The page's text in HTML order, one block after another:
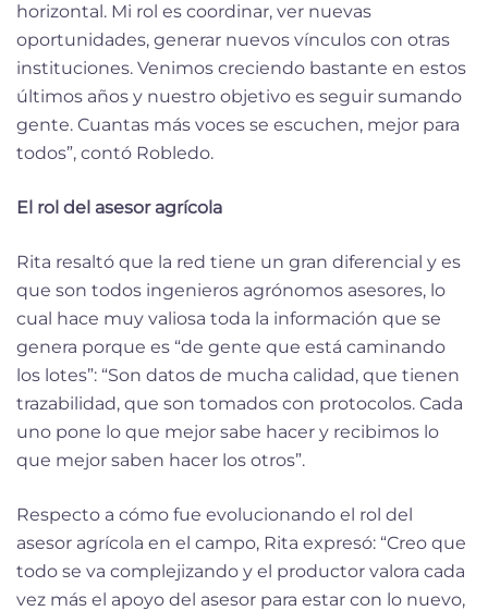
horizontal. Mi rol es coordinar, ver nuevas
oportunidades, generar nuevos vínculos con otras
instituciones. Venimos creciendo bastante en estos
últimos años y nuestro objetivo es seguir sumando
gente. Cuantas más voces se escuchen, mejor para
todos”, contó Robledo.
El rol del asesor agrícola
Rita resaltó que la red tiene un gran diferencial y es
que son todos ingenieros agrónomos asesores, lo
cual hace muy valiosa toda la información que se
genera porque es “de gente que está caminando
los lotes”: “Son datos de mucha calidad, que tienen
trazabilidad, que son tomados con protocolos. Cada
uno pone lo que mejor sabe hacer y recibimos lo
que mejor saben hacer los otros”.
Respecto a cómo fue evolucionando el rol del
asesor agrícola en el campo, Rita expresó: “Creo que
todo se va complejizando y el productor valora cada
vez más el apoyo del asesor para estar con lo nuevo,